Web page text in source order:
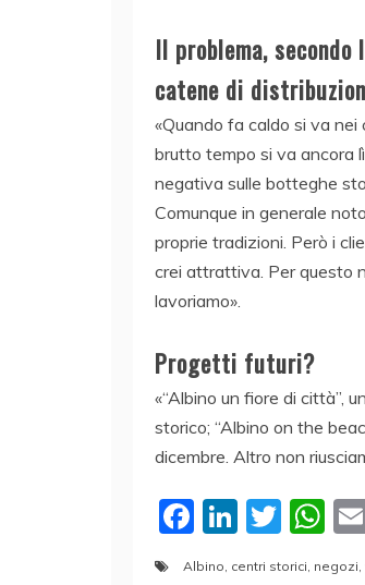
Il problema,
catene di
«Quando fa caldo si va nei
brutto tempo si va ancora
negativa sulle botteghe
Comunque in generale
proprie tradizioni. Però i
crei attrattiva. Per questo
lavoriamo».
Progetti futuri?
«“Albino un fiore di città”,
storico; “Albino on the
dicembre. Altro non
F
a
Li
n
T
w
W
Albino, centri storici, negozi,